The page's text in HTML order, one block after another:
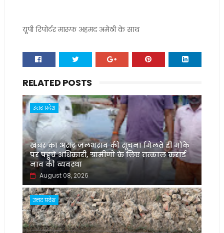
यूपी रिपोर्टर मारूफ अहमद अमेठी के साथ
RELATED POSTS
उत्तर प्रदेश
खबर का असर जलभराव की सूचना मिलते ही मौके
पर पहुंचे अधिकारी, ग्रामीणों के लिए तत्काल कराई
नाव की व्यवस्था
August 08, 2026
उत्तर प्रदेश